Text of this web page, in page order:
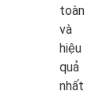
toàn
và
hiệu
quả
nhất